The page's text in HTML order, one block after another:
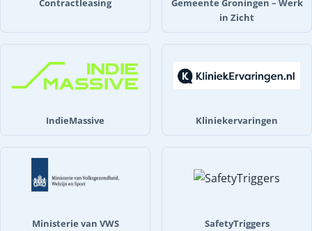
Contractleasing
Gemeente Groningen – Werk
in Zicht
IndieMassive Kliniekervaringen
Ministerie van VWS SafetyTriggers